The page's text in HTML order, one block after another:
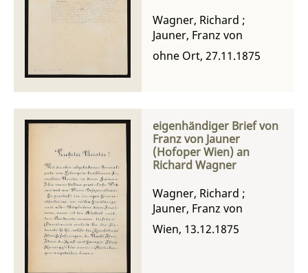
Wagner, Richard ;
Jauner, Franz von
ohne Ort, 27.11.1875
eigenhändiger Brief von
Franz von Jauner
(Hofoper Wien) an
Richard Wagner
Wagner, Richard ;
Jauner, Franz von
Wien, 13.12.1875